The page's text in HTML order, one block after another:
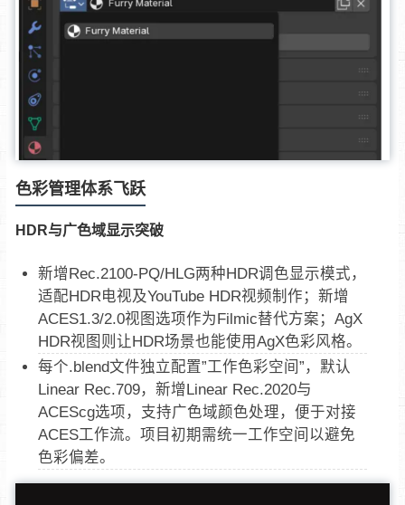
色彩管理体系飞跃
HDR与广色域显示突破
新增Rec.2100-PQ/HLG两种HDR调色显示模式，
适配HDR电视及YouTube HDR视频制作；新增
ACES1.3/2.0视图选项作为Filmic替代方案；AgX
HDR视图则让HDR场景也能使用AgX色彩风格。
每个.blend文件独立配置”工作色彩空间”，默认
Linear Rec.709，新增Linear Rec.2020与
ACEScg选项，支持广色域颜色处理，便于对接
ACES工作流。项目初期需统一工作空间以避免
色彩偏差。